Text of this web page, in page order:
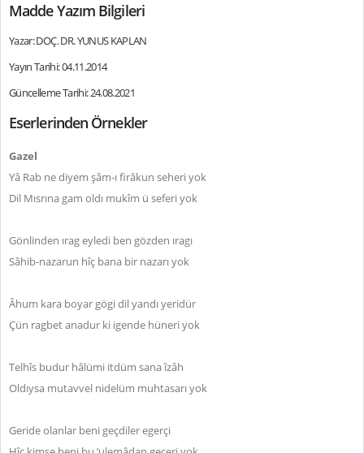
Madde Yazım Bilgileri
Yazar: DOÇ. DR. YUNUS KAPLAN
Yayın Tarihi: 04.11.2014
Güncelleme Tarihi: 24.08.2021
Eserlerinden Örnekler
Gazel
Yâ Rab ne diyem şâm-ı firâkun seheri yok
Dil Mısrına gam oldı mukîm ü seferi yok
Gönlinden ırag eyledi ben gözden ıragı
Sâhib-nazarun hîç bana bir nazarı yok
Âhum kara boyar gögi dil yandı yeridür
Çün ragbet anadur ki igende hüneri yok
Telhîs budur hâlümi itdüm sana îzâh
Oldıysa mutavvel nidelüm muhtasarı yok
Geride olanlar beni geçdiler egerçi